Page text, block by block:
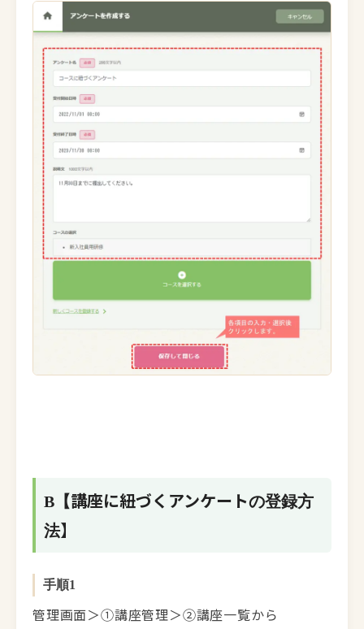
B【講座に紐づくアンケートの登録方
法】
手順1
管理画面＞①講座管理＞②講座一覧から